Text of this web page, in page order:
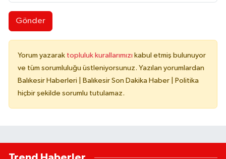
Gönder
Yorum yazarak topluluk kurallarımızı kabul etmiş bulunuyor
ve tüm sorumluluğu üstleniyorsunuz. Yazılan yorumlardan
Balıkesir Haberleri | Balıkesir Son Dakika Haber | Politika
hiçbir şekilde sorumlu tutulamaz.